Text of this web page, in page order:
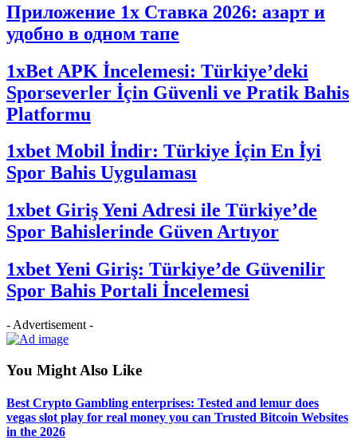
Приложение 1x Ставка 2026: азарт и
удобно в одном тапе
1xBet APK İncelemesi: Türkiye’deki
Sporseverler İçin Güvenli ve Pratik Bahis
Platformu
1xbet Mobil İndir: Türkiye İçin En İyi
Spor Bahis Uygulaması
1xbet Giriş Yeni Adresi ile Türkiye’de
Spor Bahislerinde Güven Artıyor
1xbet Yeni Giriş: Türkiye’de Güvenilir
Spor Bahis Portali İncelemesi
- Advertisement -
You Might Also Like
Best Crypto Gambling enterprises: Tested and lemur does
vegas slot play for real money you can Trusted Bitcoin Websites
in the 2026